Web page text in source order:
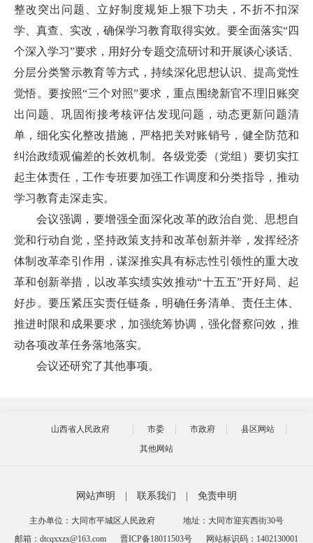
整改突出问题、立好制度规矩上狠下功夫，不折不扣深
学、真查、实改，确保学习教育取得实效。要全面落实“四
个深入学习”要求，用好分专题交流研讨和开展谈心谈话、
分层分类警示教育等方式，持续深化思想认识、提高党性
觉悟。要按照“三个对照”要求，重点围绕新官不理旧账突
出问题、巩固衔接考核评估发现问题，动态更新问题清
单，细化实化整改措施，严格把关对账销号，健全防范和
纠治政绩观偏差的长效机制。各级党委（党组）要切实扛
起主体责任，工作专班要加强工作调度和分类指导，推动
学习教育走深走实。
会议强调，要增强全面深化改革的政治自觉、思想自
觉和行动自觉，坚持政策支持和改革创新并举，发挥经济
体制改革牵引作用，谋深推实具有标志性引领性的重大改
革和创新举措，以改革实绩实效推动“十五五”开好局、起
好步。要压紧压实责任链条，明确任务清单、责任主体、
推进时限和成果要求，加强统筹协调，强化督察问效，推
动各项改革任务落地落实。
会议还研究了其他事项。
山西省人民政府 市委 市政府
县区网站
其他网站
网站声明 联系我们 免责申明
主办单位：大同市平城区人民政府
地址：大同市迎宾西街30号
邮箱：dtcqxxzx@163.com
晋ICP备18011503号 网站标识码：1402130001